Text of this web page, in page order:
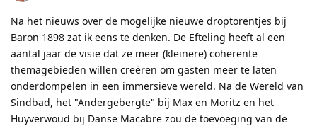
Na het nieuws over de mogelijke nieuwe droptorentjes bij
Baron 1898 zat ik eens te denken. De Efteling heeft al een
aantal jaar de visie dat ze meer (kleinere) coherente
themagebieden willen creëren om gasten meer te laten
onderdompelen in een immersieve wereld. Na de Wereld van
Sindbad, het "Andergebergte" bij Max en Moritz en het
Huyverwoud bij Danse Macabre zou de toevoeging van de